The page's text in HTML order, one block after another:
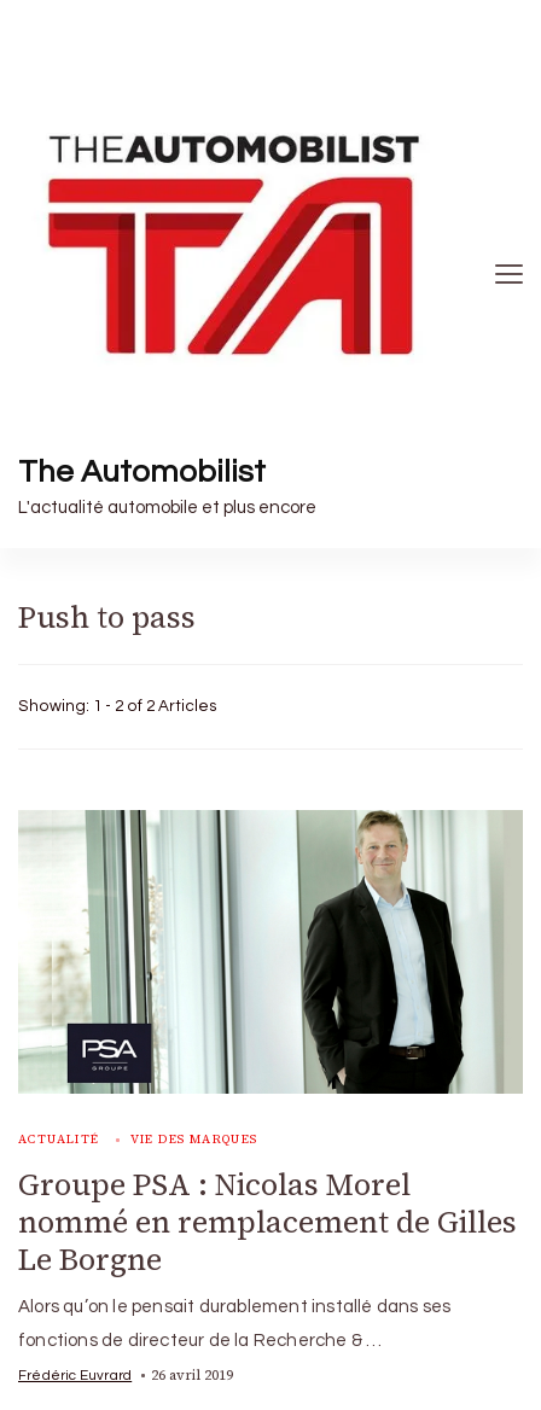
The Automobilist
L'actualité automobile et plus encore
Push to pass
Showing: 1 - 2 of 2 Articles
ACTUALITÉ VIE DES MARQUES
Groupe PSA : Nicolas Morel
nommé en remplacement de Gilles
Le Borgne
Alors qu’on le pensait durablement installé dans ses
fonctions de directeur de la Recherche & …
Frédéric Euvrard 26 avril 2019